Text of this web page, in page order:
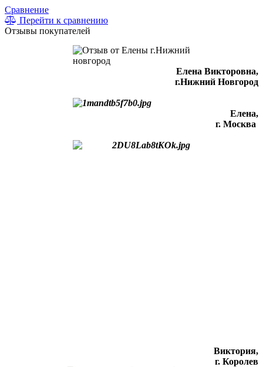
Сравнение
Перейти к сравнению
Отзывы покупателей
Елена Викторовна,
г.Нижний Новгород
Елена,
г. Москва
Виктория,
г. Королев